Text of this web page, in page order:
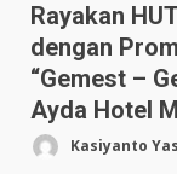
Rayakan
dengan
“Gemest –
Ayda Hotel
Kasiyanto